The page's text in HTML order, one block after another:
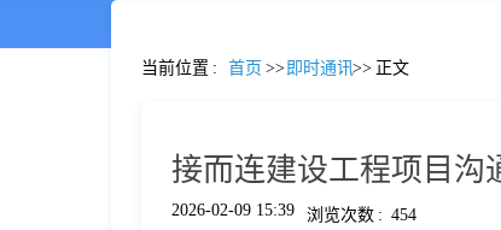
当前位置 : 首页 >> 即时通讯>> 正文
接而连建设工程项目沟
2026-02-09 15:39 浏览次数 : 454